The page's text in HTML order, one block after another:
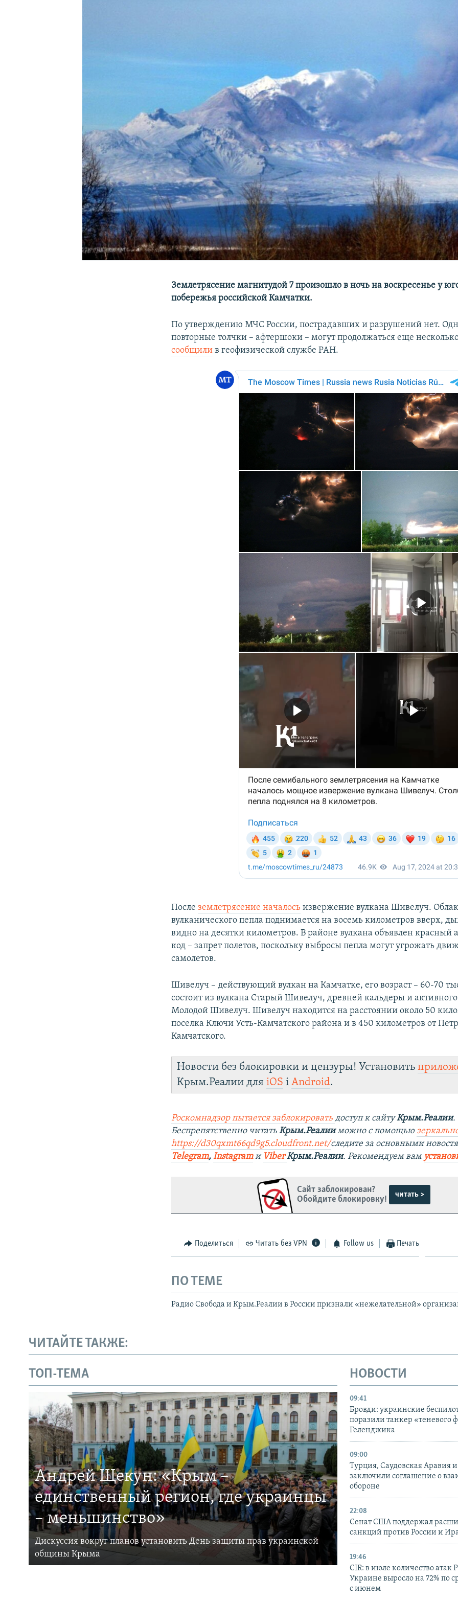
Землетрясение магнитудой 7 произошло в ночь на воскресенье у
побережья российской Камчатки.
По утверждению МЧС России, пострадавших и разрушений нет.
повторные толчки – афтершоки – могут продолжаться еще
сообщили в геофизической службе РАН.
Послеземлетрясение началось извержение вулкана Шивелуч.
вулканического пепла поднимается на восемь километров вверх,
видно на десятки километров. В районе вулкана объявлен
код – запрет полетов, поскольку выбросы пепла могут угрожать
самолетов.
Шивелуч – действующий вулкан на Камчатке, его возраст – 60-70
состоит из вулкана Старый Шивелуч, древней кальдеры и
Молодой Шивелуч. Шивелуч находится на расстоянии около 50
поселка Ключи Усть-Камчатского района и в 450 километров от
Камчатского.
Новости без блокировки и цензуры! Установить
Крым.Реалии дляiOS іAndroid.
Роскомнадзор пытается заблокировать доступ к сайтуКрым.Реалии.
Беспрепятственно читатьКрым.Реалииможно с помощью
https://d30qxmt66qd9g5.cloudfront.net/следите за основными
Telegram,Instagramи Viber Крым.Реалии. Рекомендуем вам
Сайт заблокирован?
Обойдите блокировку!
читать >
Поделиться Читать без VPN Follow us Печать
ПО ТЕМЕ
Радио Свобода и Крым.Реалии в России признали «нежелательной»
ЧИТАЙТЕ ТАКЖЕ:
ТОП-ТЕМА
Андрей Щекун: «Крым –
единственный регион, где украинцы
– меньшинство»
Дискуссия вокруг планов установить День защиты прав украинской
общины Крыма
НОВОСТИ
09:41
Бровди: украинские
поразили танкер «теневого
Геленджика
09:00
Турция, Саудовская Аравия
заключили соглашение о
обороне
22:08
Сенат США поддержал
санкций против России и
19:46
CIR: в июле количество атак
Украине выросло на 72% по
с июнем